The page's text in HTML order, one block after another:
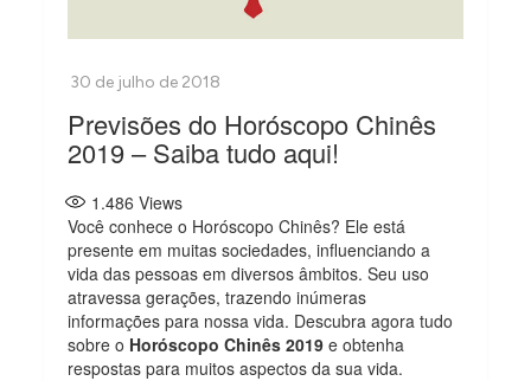
Previsões do Horóscopo Chinês
2019 – Saiba tudo aqui!
1.486 Views
Você conhece o Horóscopo Chinês? Ele está
presente em muitas sociedades, influenciando a
vida das pessoas em diversos âmbitos. Seu uso
atravessa gerações, trazendo inúmeras
informações para nossa vida. Descubra agora tudo
sobre o Horóscopo Chinês 2019 e obtenha
respostas para muitos aspectos da sua vida.